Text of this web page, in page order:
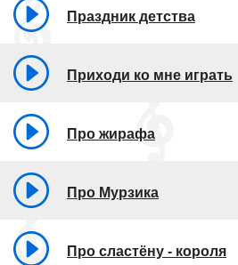
Праздник детства
Приходи ко мне играть
Про жирафа
Про Мурзика
Про сластёну - короля